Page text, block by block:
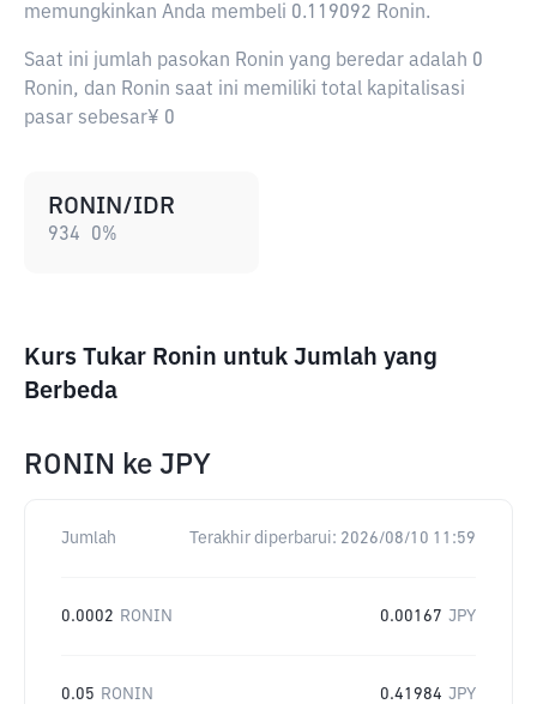
memungkinkan Anda membeli 0.119092 Ronin.
Saat ini jumlah pasokan Ronin yang beredar adalah 0
Ronin, dan Ronin saat ini memiliki total kapitalisasi
pasar sebesar¥ 0
RONIN/IDR
934 0%
Kurs Tukar Ronin untuk Jumlah yang
Berbeda
RONIN ke JPY
Jumlah Terakhir diperbarui: 2026/08/10 11:59
0.0002 RONIN 0.00167 JPY
0.05 RONIN 0.41984 JPY